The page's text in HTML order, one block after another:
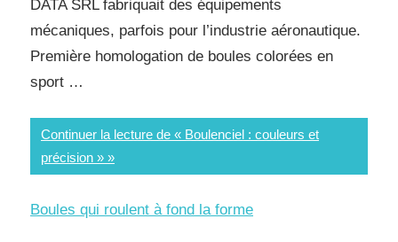
DATA SRL fabriquait des équipements
mécaniques, parfois pour l’industrie aéronautique.
Première homologation de boules colorées en
sport …
Continuer la lecture de « Boulenciel : couleurs et
précision »
Boules qui roulent à fond la forme